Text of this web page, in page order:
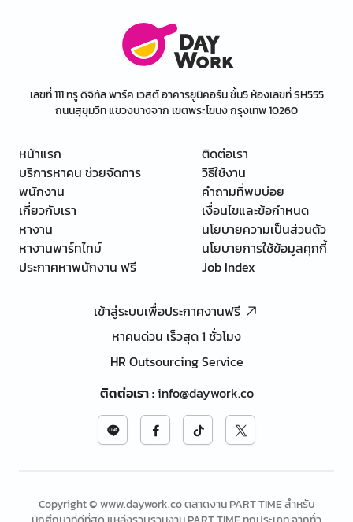
เลขที่ 111 ทรู ดิจิทัล พาร์ค เวสต์ อาคารยูนิคอร์น ชั้น5 ห้องเลขที่ SH555
ถนนสุขุมวิท แขวงบางจาก เขตพระโขนง กรุงเทพ 10260
หน้าแรก
บริการหาคน ช่วยจัดการ
พนักงาน
เกี่ยวกับเรา
หางาน
หางานพาร์ทไทม์
ประกาศหาพนักงาน ฟรี
ติดต่อเรา
วิธีใช้งาน
คำถามที่พบบ่อย
เงื่อนไขและข้อกำหนด
นโยบายความเป็นส่วนตัว
นโยบายการใช้ข้อมูลคุกกี้
Job Index
เข้าสู่ระบบเพื่อประกาศงานฟรี
หาคนด่วน เร็วสุด 1 ชั่วโมง
HR Outsourcing Service
ติดต่อเรา:info@daywork.co
Copyright © www.daywork.co ตลาดงาน PART TIME สำหรับ